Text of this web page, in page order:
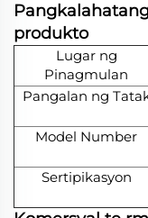
produkto
Lugar ng
Pinagmulan
Pangalan ng
Model Number
Sertipikasyon